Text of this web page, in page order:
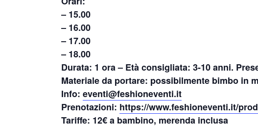
– 15.00
– 16.00
– 17.00
– 18.00
Durata: 1 ora – Età consigliata: 3-10 anni.
Materiale da portare: possibilmente bimbo in
Info: eventi@feshioneventi.it
Prenotazioni: https://www.feshioneventi.it/
Tariffe: 12€ a bambino, merenda inclusa